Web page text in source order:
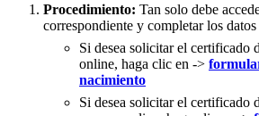
Procedimiento: Tan solo debe
correspondiente y completar los
Si desea solicitar el certificado
online, haga clic en ->
nacimiento
Si desea solicitar el certificado